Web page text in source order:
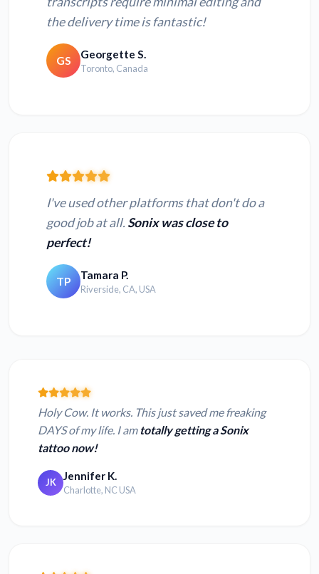
the delivery time is fantastic!
GS Georgette S.
Toronto, Canada
I've used other platforms that don't do a
good job at all. Sonix was close to
perfect!
TP Tamara P.
Riverside, CA, USA
Holy Cow. It works. This just saved me freaking
DAYS of my life. I am totally getting a Sonix
tattoo now!
JK Jennifer K.
Charlotte, NC USA